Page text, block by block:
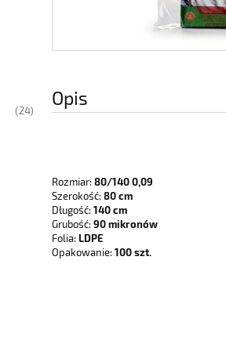
(24)
Opis
Rozmiar: 80/140 0,09
Szerokość: 80 cm
Długość: 140 cm
Grubość: 90 mikronów
Folia: LDPE
Opakowanie: 100 szt.